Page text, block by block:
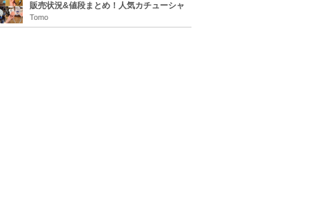
販売状況&値段まとめ！人気カチューシャ
をチェック
Tomo